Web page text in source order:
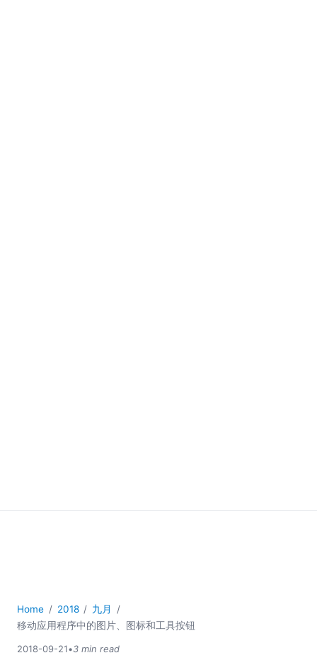
Home 2018
九月
移动应用程序中的图片、图标和工具按钮
2018-09-21•3 min read